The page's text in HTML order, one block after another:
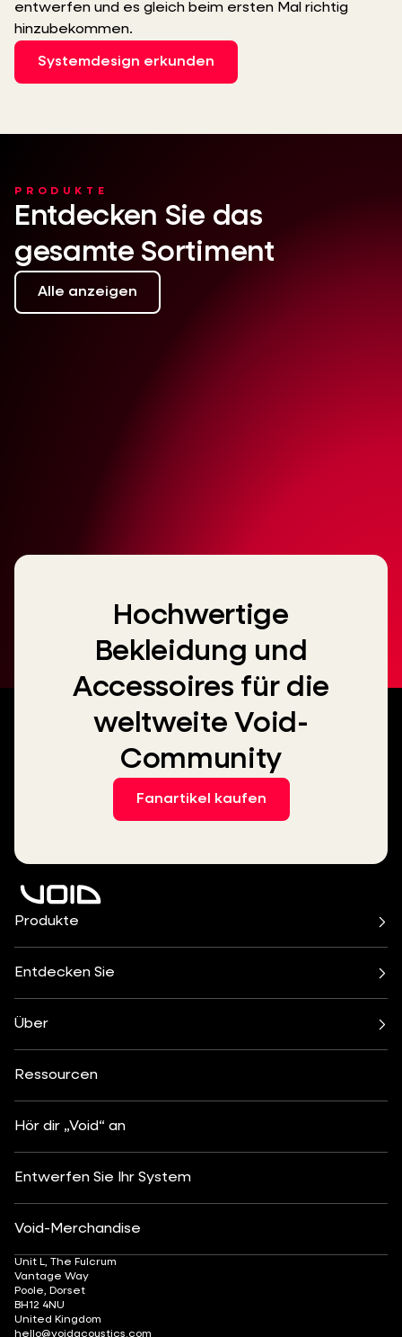
entwerfen und es gleich beim ersten Mal richtig
hinzubekommen.
Systemdesign erkunden
PRODUKTE
Entdecken Sie das
gesamte Sortiment
Alle anzeigen
Hochwertige
Bekleidung und
Accessoires für die
weltweite Void-
Community
Fanartikel kaufen
Produkte
Air
Arcline
Cirrus
Venu-Serie
Entdecken Sie
Bars und Restaurants
Strand, Pool & Dachterrasse
Vereinskultur
Kunst & Kultur
Über
Über
Kontakt
Einblicke
Ressourcen
Hör dir „Void“ an
Entwerfen Sie Ihr System
Void-Merchandise
Unit L, The Fulcrum
Vantage Way
Poole, Dorset
BH12 4NU
United Kingdom
hello@voidacoustics.com